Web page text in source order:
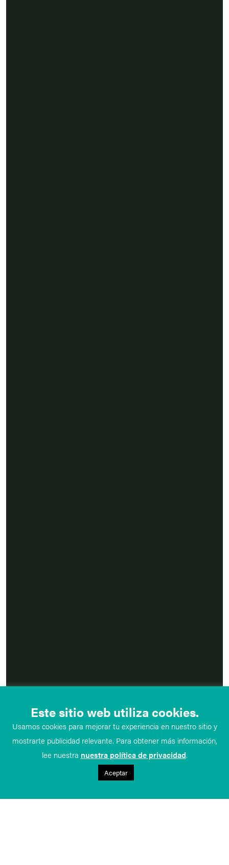
Este sitio web utiliza cookies.
Usamos cookies para mejorar tu experiencia en nuestro sitio y
mostrarte publicidad relevante. Para obtener más información,
lee nuestra nuestra política de privacidad.
Aceptar